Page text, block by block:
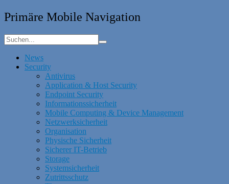
Primäre Mobile Navigation
News
Security
Antivirus
Application & Host Security
Endpoint Security
Informationssicherheit
Mobile Computing & Device Management
Netzwerksicherheit
Organisation
Physische Sicherheit
Sicherer IT-Betrieb
Storage
Systemsicherheit
Zutrittsschutz